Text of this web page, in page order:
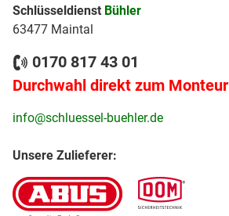
Schlüsseldienst Bühler
63477 Maintal
0170 817 43 01
Durchwahl direkt zum Monteur
info@schluessel-buehler.de
Unsere Zulieferer: